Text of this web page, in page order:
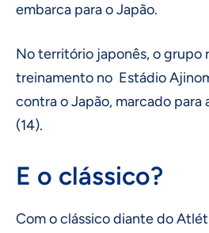
embarca para o Japão.
No território japonês, o grupo
treinamento no Estádio
contra o Japão, marcado
(14).
E o clássico?
Com o clássico diante do